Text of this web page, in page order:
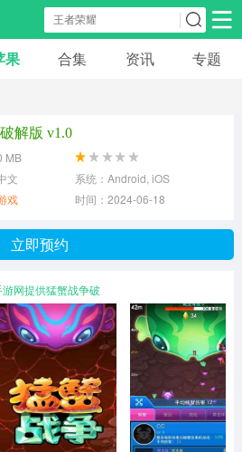
安卓游戏
果 合集 资讯 专题
解版 v1.0
MB
文
系统：Android, iOS
戏 时间：2024-06-18
立即预约
网提供猛蟹战争破